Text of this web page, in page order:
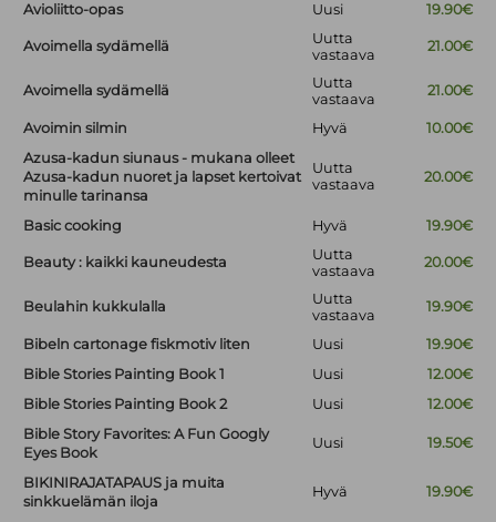
Avioliitto-opas Uusi 19.90€
Avoimella sydämellä
Uutta
vastaava
21.00€
Avoimella sydämellä
Uutta
vastaava
21.00€
Avoimin silmin Hyvä
10.00€
Azusa-kadun siunaus - mukana olleet
Azusa-kadun nuoret ja lapset kertoivat
minulle tarinansa
Uutta
vastaava
20.00€
Basic cooking Hyvä 19.90€
Beauty : kaikki kauneudesta
Uutta
vastaava
20.00€
Beulahin kukkulalla
Uutta
vastaava
19.90€
Bibeln cartonage fiskmotiv liten Uusi
19.90€
Bible Stories Painting Book 1
Uusi
12.00€
Bible Stories Painting Book 2
Uusi
12.00€
Bible Story Favorites: A Fun Googly
Eyes Book
Uusi 19.50€
BIKINIRAJATAPAUS ja muita
sinkkuelämän iloja
Hyvä 19.90€